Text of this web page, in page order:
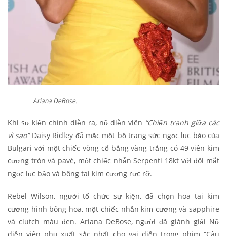
Ariana DeBose.
Khi sự kiện chính diễn ra, nữ diễn viên “Chiến tranh giữa các
vì sao”Daisy Ridley đã mặc một bộ trang sức ngọc lục bảo của
Bulgari với một chiếc vòng cổ bằng vàng trắng có 49 viên kim
cương tròn và pavé, một chiếc nhẫn Serpenti 18kt với đôi mắt
ngọc lục bảo và bông tai kim cương rực rỡ.
Rebel Wilson, người tổ chức sự kiện, đã chọn hoa tai kim
cương hình bông hoa, một chiếc nhẫn kim cương và sapphire
và clutch màu đen. Ariana DeBose, người đã giành giải Nữ
diễn viên phụ xuất sắc nhất cho vai diễn trong phim “Câu